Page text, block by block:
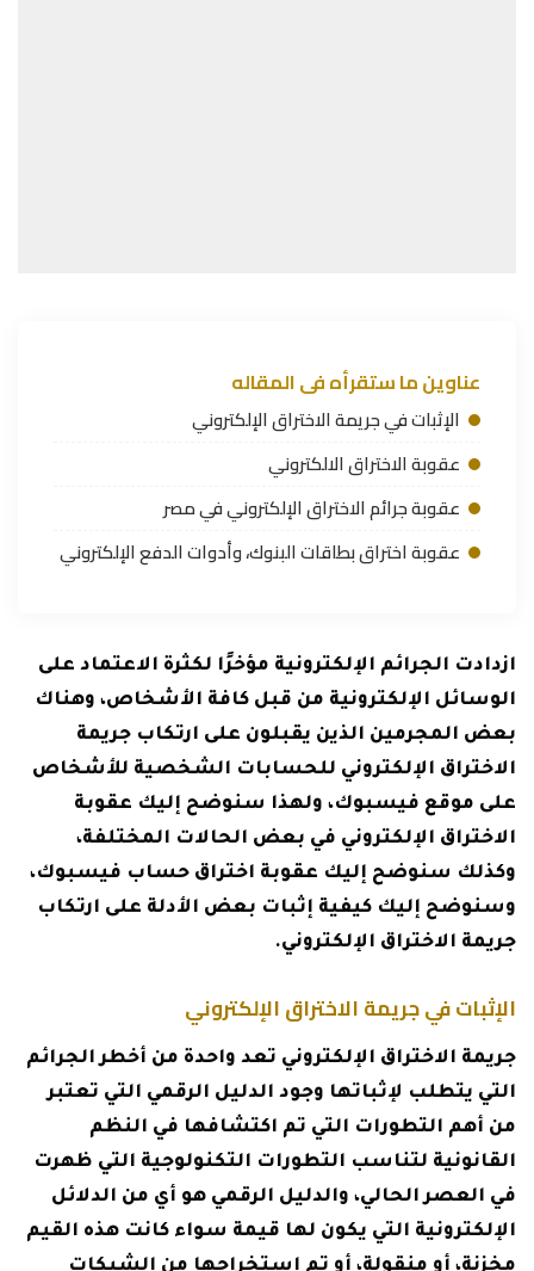
عناوين ما ستقرأه فى المقاله
الإثبات في جريمة الاختراق الإلكتروني
عقوبة الاختراق الالكتروني
عقوبة جرائم الاختراق الإلكتروني في مصر
عقوبة اختراق بطاقات البنوك، وأدوات الدفع الإلكتروني
ازدادت الجرائم الإلكترونية مؤخرًا لكثرة الاعتماد على
الوسائل الإلكترونية من قبل كافة الأشخاص، وهناك
بعض المجرمين الذين يقبلون على ارتكاب جريمة
الاختراق الإلكتروني للحسابات الشخصية للأشخاص
على موقع فيسبوك، ولهذا سنوضح إليك عقوبة
الاختراق الإلكتروني في بعض الحالات المختلفة،
وكذلك سنوضح إليك عقوبة اختراق حساب فيسبوك،
وسنوضح إليك كيفية إثبات بعض الأدلة على ارتكاب
جريمة الاختراق الإلكتروني.
الإثبات في جريمة الاختراق الإلكتروني
جريمة الاختراق الإلكتروني تعد واحدة من أخطر الجرائم
التي يتطلب لإثباتها وجود الدليل الرقمي التي تعتبر
من أهم التطورات التي تم اكتشافها في النظم
القانونية لتناسب التطورات التكنولوجية التي ظهرت
في العصر الحالي، والدليل الرقمي هو أي من الدلائل
الإلكترونية التي يكون لها قيمة سواء كانت هذه القيم
مخزنة، أو منقولة، أو تم استخراجها من الشبكات